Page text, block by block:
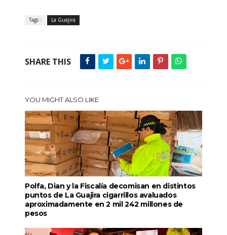
Tags : La Guajira
SHARE THIS
YOU MIGHT ALSO LIKE
Polfa, Dian y la Fiscalía decomisan en distintos
puntos de La Guajira cigarrillos avaluados
aproximadamente en 2 mil 242 millones de
pesos